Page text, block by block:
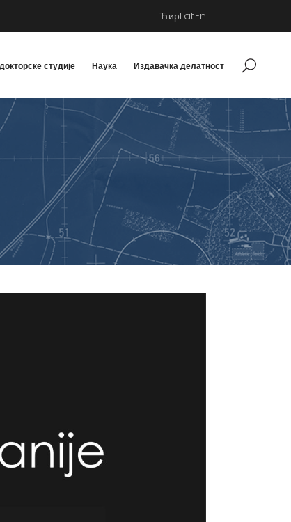
ЋирLatEn
студије Наука Издавачка делатност